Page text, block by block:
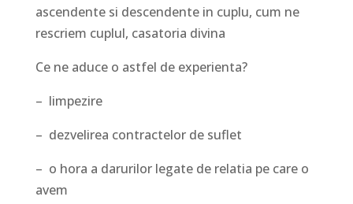
ascendente si descendente in cuplu, cum ne
rescriem cuplul, casatoria divina
Ce ne aduce o astfel de experienta?
– limpezire
– dezvelirea contractelor de suflet
– o hora a darurilor legate de relatia pe care o
avem